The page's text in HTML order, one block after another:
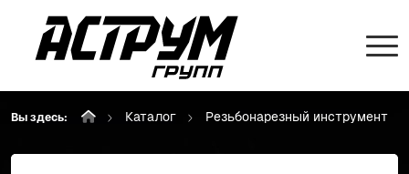
Вы здесь: Каталог Резьбонарезный инструмент